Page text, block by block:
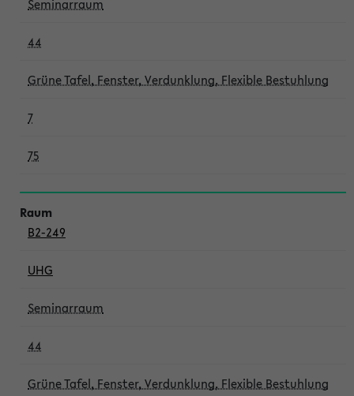
Seminarraum
44
Grüne Tafel, Fenster, Verdunklung, Flexible Bestuhlung
7
75
B2-249
UHG
Seminarraum
44
Grüne Tafel, Fenster, Verdunklung, Flexible Bestuhlung